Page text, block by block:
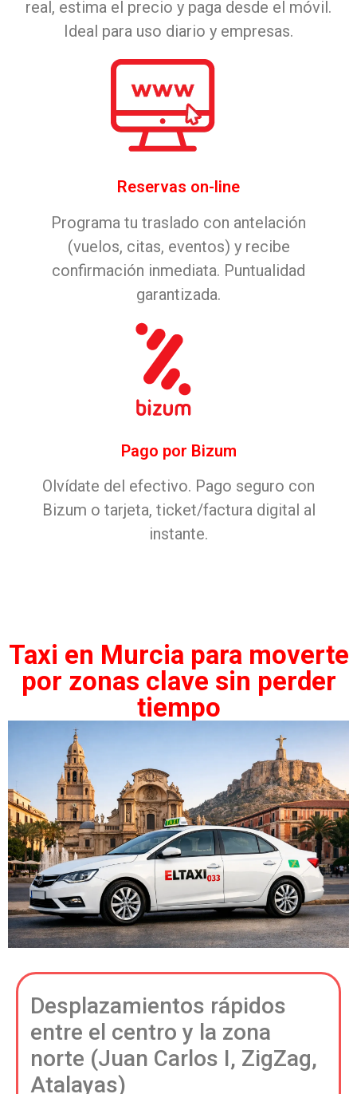
real, estima el precio y paga desde el móvil.
Ideal para uso diario y empresas.
Reservas on-line
Programa tu traslado con antelación
(vuelos, citas, eventos) y recibe
confirmación inmediata. Puntualidad
garantizada.
Pago por Bizum
Olvídate del efectivo. Pago seguro con
Bizum o tarjeta, ticket/factura digital al
instante.
Taxi en Murcia para moverte
por zonas clave sin perder
tiempo
Desplazamientos rápidos
entre el centro y la zona
norte (Juan Carlos I, ZigZag,
Atalayas)